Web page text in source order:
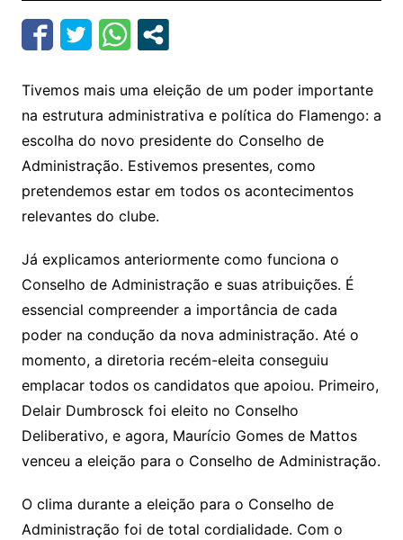
Tivemos mais uma eleição de um poder importante
na estrutura administrativa e política do Flamengo: a
escolha do novo presidente do Conselho de
Administração. Estivemos presentes, como
pretendemos estar em todos os acontecimentos
relevantes do clube.
Já explicamos anteriormente como funciona o
Conselho de Administração e suas atribuições. É
essencial compreender a importância de cada
poder na condução da nova administração. Até o
momento, a diretoria recém-eleita conseguiu
emplacar todos os candidatos que apoiou. Primeiro,
Delair Dumbrosck foi eleito no Conselho
Deliberativo, e agora, Maurício Gomes de Mattos
venceu a eleição para o Conselho de Administração.
O clima durante a eleição para o Conselho de
Administração foi de total cordialidade. Com o